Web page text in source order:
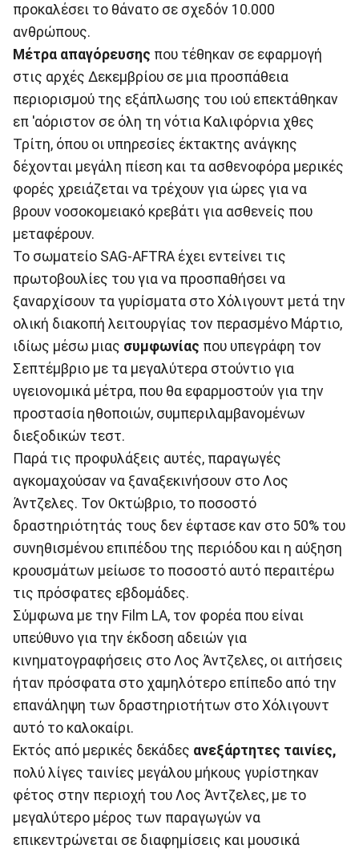
προκαλέσει το θάνατο σε σχεδόν 10.000
ανθρώπους.
Μέτρα απαγόρευσης που τέθηκαν σε εφαρμογή
στις αρχές Δεκεμβρίου σε μια προσπάθεια
περιορισμού της εξάπλωσης του ιού επεκτάθηκαν
επ 'αόριστον σε όλη τη νότια Καλιφόρνια χθες
Τρίτη, όπου οι υπηρεσίες έκτακτης ανάγκης
δέχονται μεγάλη πίεση και τα ασθενοφόρα μερικές
φορές χρειάζεται να τρέχουν για ώρες για να
βρουν νοσοκομειακό κρεβάτι για ασθενείς που
μεταφέρουν.
Το σωματείο SAG-AFTRA έχει εντείνει τις
πρωτοβουλίες του για να προσπαθήσει να
ξαναρχίσουν τα γυρίσματα στο Χόλιγουντ μετά την
ολική διακοπή λειτουργίας τον περασμένο Μάρτιο,
ιδίως μέσω μιας συμφωνίας που υπεγράφη τον
Σεπτέμβριο με τα μεγαλύτερα στούντιο για
υγειονομικά μέτρα, που θα εφαρμοστούν για την
προστασία ηθοποιών, συμπεριλαμβανομένων
διεξοδικών τεστ.
Παρά τις προφυλάξεις αυτές, παραγωγές
αγκομαχούσαν να ξαναξεκινήσουν στο Λος
Άντζελες. Τον Οκτώβριο, το ποσοστό
δραστηριότητάς τους δεν έφτασε καν στο 50% του
συνηθισμένου επιπέδου της περιόδου και η αύξηση
κρουσμάτων μείωσε το ποσοστό αυτό περαιτέρω
τις πρόσφατες εβδομάδες.
Σύμφωνα με την Film LA, τον φορέα που είναι
υπεύθυνο για την έκδοση αδειών για
κινηματογραφήσεις στο Λος Άντζελες, οι αιτήσεις
ήταν πρόσφατα στο χαμηλότερο επίπεδο από την
επανάληψη των δραστηριοτήτων στο Χόλιγουντ
αυτό το καλοκαίρι.
Εκτός από μερικές δεκάδες ανεξάρτητες ταινίες,
πολύ λίγες ταινίες μεγάλου μήκους γυρίστηκαν
φέτος στην περιοχή του Λος Άντζελες, με το
μεγαλύτερο μέρος των παραγωγών να
επικεντρώνεται σε διαφημίσεις και μουσικά